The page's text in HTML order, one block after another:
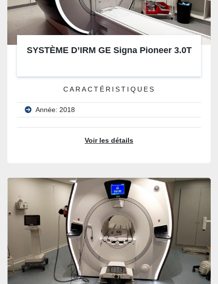
SYSTÈME D’IRM GE Signa Pioneer 3.0T
CARACTÉRISTIQUES
Année: 2018
Voir les détails